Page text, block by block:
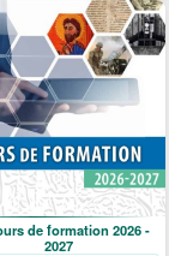
de formation 2026 -
2027